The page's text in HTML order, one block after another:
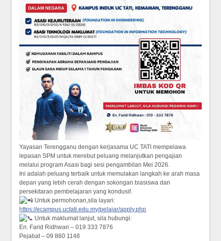
Yayasan Terengganu dengan kerjasama UC TATI mempelawa
lepasan SPM untuk merebut peluang melanjutkan pengajian
melalui program Asasi bagi sesi pengambilan Mei 2026.
Ini adalah peluang terbaik untuk memulakan langkah ke arah masa
depan yang lebih cerah dengan sokongan biasiswa dan
persekitaran pembelajaran yang kondusif.
Untuk permohonan,sila layari:
https://ecampus.uctati.edu.my/pelajar/apply.php
Untuk maklumat lanjut, sila hubungi:
En. Farid Ridhwan – 019 333 7876
Pejabat – 09 860 1148